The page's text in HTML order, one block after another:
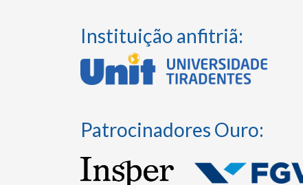
Instituição anfitriã:
Patrocinadores Ouro: